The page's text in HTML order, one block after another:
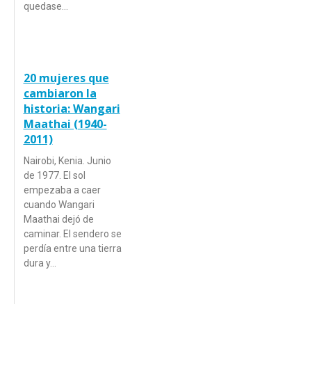
quedase…
20 mujeres que
cambiaron la
historia: Wangari
Maathai (1940-
2011)
Nairobi, Kenia. Junio
de 1977. El sol
empezaba a caer
cuando Wangari
Maathai dejó de
caminar. El sendero se
perdía entre una tierra
dura y…